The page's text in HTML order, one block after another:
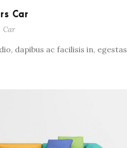
Car
Car
dapibus ac facilisis in, egestas